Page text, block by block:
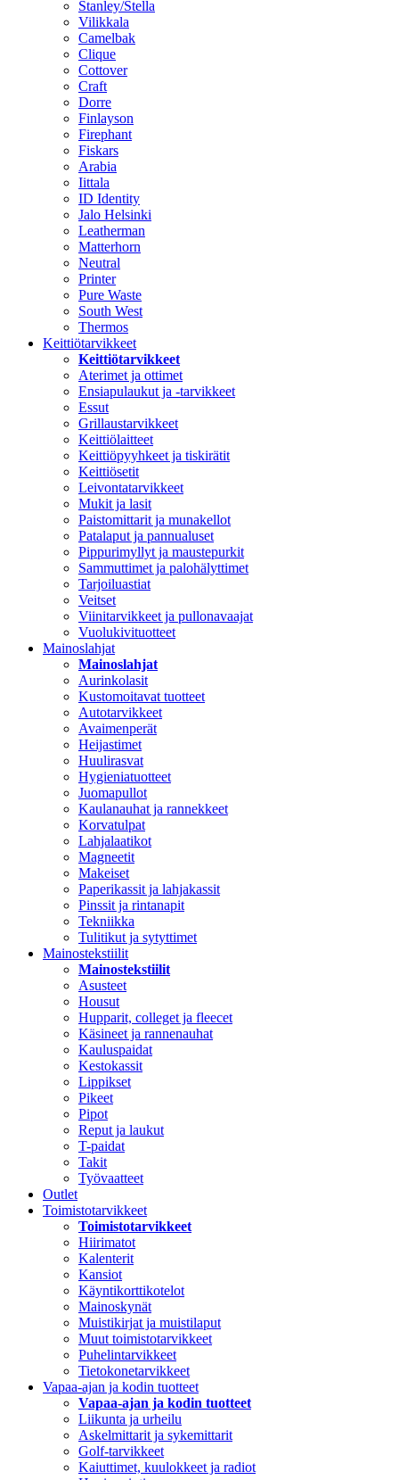
Stanley/Stella
Vilikkala
Camelbak
Clique
Cottover
Craft
Dorre
Finlayson
Firephant
Fiskars
Arabia
Iittala
ID Identity
Jalo Helsinki
Leatherman
Matterhorn
Neutral
Printer
Pure Waste
South West
Thermos
Keittiötarvikkeet
Keittiötarvikkeet
Aterimet ja ottimet
Ensiapulaukut ja -tarvikkeet
Essut
Grillaustarvikkeet
Keittiölaitteet
Keittiöpyyhkeet ja tiskirätit
Keittiösetit
Leivontatarvikkeet
Mukit ja lasit
Paistomittarit ja munakellot
Patalaput ja pannualuset
Pippurimyllyt ja maustepurkit
Sammuttimet ja palohälyttimet
Tarjoiluastiat
Veitset
Viinitarvikkeet ja pullonavaajat
Vuolukivituotteet
Mainoslahjat
Mainoslahjat
Aurinkolasit
Kustomoitavat tuotteet
Autotarvikkeet
Avaimenperät
Heijastimet
Huulirasvat
Hygieniatuotteet
Juomapullot
Kaulanauhat ja rannekkeet
Korvatulpat
Lahjalaatikot
Magneetit
Makeiset
Paperikassit ja lahjakassit
Pinssit ja rintanapit
Tekniikka
Tulitikut ja sytyttimet
Mainostekstiilit
Mainostekstiilit
Asusteet
Housut
Hupparit, colleget ja fleecet
Käsineet ja rannenauhat
Kauluspaidat
Kestokassit
Lippikset
Pikeet
Pipot
Reput ja laukut
T-paidat
Takit
Työvaatteet
Outlet
Toimistotarvikkeet
Toimistotarvikkeet
Hiirimatot
Kalenterit
Kansiot
Käyntikorttikotelot
Mainoskynät
Muistikirjat ja muistilaput
Muut toimistotarvikkeet
Puhelintarvikkeet
Tietokonetarvikkeet
Vapaa-ajan ja kodin tuotteet
Vapaa-ajan ja kodin tuotteet
Liikunta ja urheilu
Askelmittarit ja sykemittarit
Golf-tarvikkeet
Kaiuttimet, kuulokkeet ja radiot